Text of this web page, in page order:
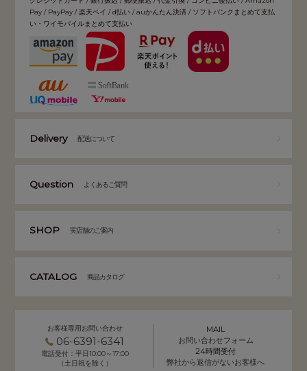
Pay / PayPay / 楽天ペイ / d払い / auかんたん決済 / ソフトバンクまとめて支払
い・ワイモバイルまとめて支払い
Delivery 配送について
Question よくあるご質問
SHOP 実店舗のご案内
CATALOG 商品カタログ
お客様専用お問い合わせ
06-6391-6341
電話受付：平日10:00～17:00
（土日祝を除く）
MAIL
お問い合わせフォーム
24時間受付
弊社から返信がないお客様へ